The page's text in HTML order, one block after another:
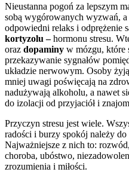
Nieustanna pogoń za lepszym
sobą wygórowanych wyzwań,
odpowiedni relaks i odprężenie
kortyzolu –hormonu stresu.
oraz dopaminy w mózgu, które
przekazywanie sygnałów
układzie nerwowym. Osoby
mniej uwagi poświęcają na
nadużywają alkoholu, a nawet
do izolacji od przyjaciół i
Przyczyn stresu jest wiele.
radości i burzy spokój należy
Najważniejsze z nich to:
choroba, ubóstwo,
zrozumienia i miłości.